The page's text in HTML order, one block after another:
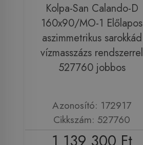
Kolpa-San Calando-D
160x90/MO-1 Előlapos
aszimmetrikus sarokkád
vízmasszázs rendszerrel
527760 jobbos
Azonosító: 172917
Cikkszám: 527760